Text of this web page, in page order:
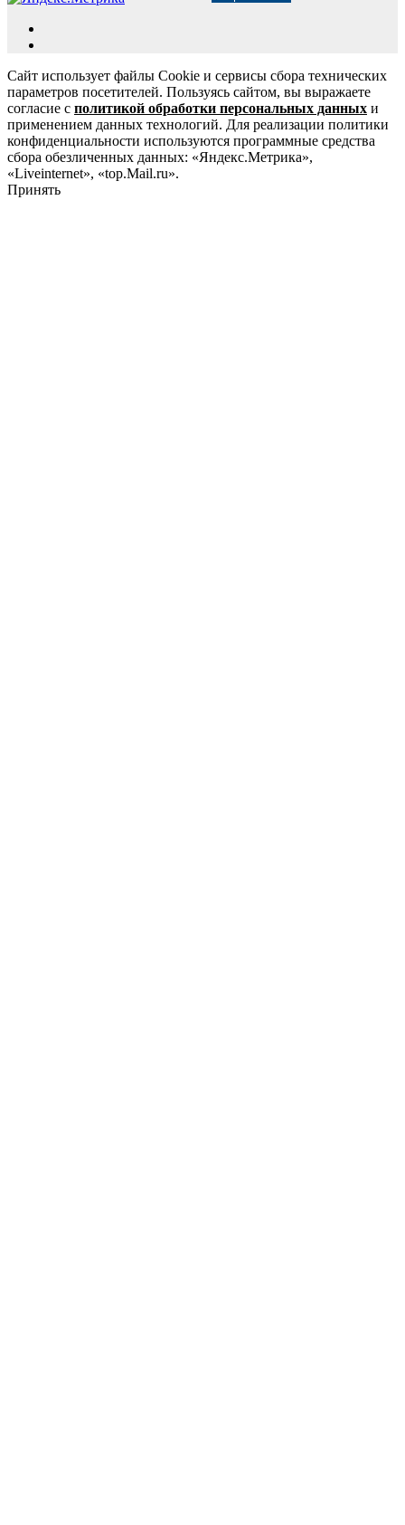
Сайт использует файлы Cookie и сервисы сбора технических
параметров посетителей. Пользуясь сайтом, вы выражаете
согласие с политикой обработки персональных данных и
применением данных технологий. Для реализации политики
конфиденциальности используются программные средства
сбора обезличенных данных: «Яндекс.Метрика»,
«Liveinternet», «top.Mail.ru».
Принять